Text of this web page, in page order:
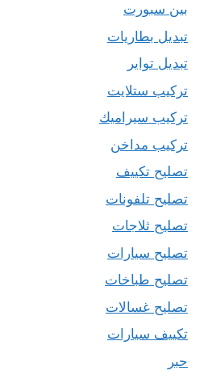
بين سبورت
تبديل بطاريات
تبديل تواير
تركيب ستلايت
تركيب سيراميك
تركيب مداخن
تصليح تكييف
تصليح تلفونات
تصليح ثلاجات
تصليح سيارات
تصليح طباخات
تصليح غسالات
تكييف سيارات
حبر